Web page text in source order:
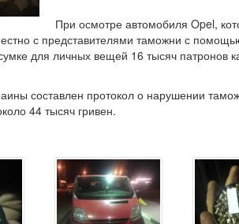
При осмотре автомобиля Opel,
с представителями таможни с
для личных вещей 16 тысяч патронов
составлен протокол о нарушении
44 тысяч гривен.